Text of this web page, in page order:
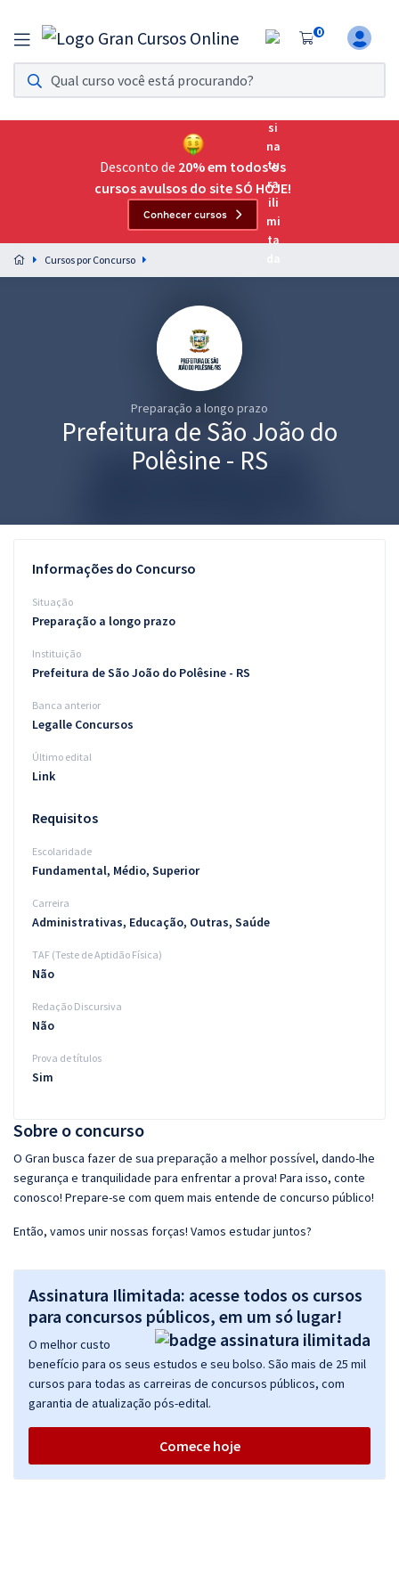
0
Assinatura Ilimitada 11
Acesso a todos os cursos. Teste grátis por 7 dias!
Assinatura OAB Até Passar
Acesso ilimitado a toda preparação para o Exame da
Preparação completa e intensiva para as principais
residências em saúde do Brasil
Conteúdo gratuito
Blog
Desconto de 20% em todos os
cursos avulsos do site SÓ HOJE!
Conhecer cursos
Cursos por Concurso
Preparação a longo prazo
Prefeitura de São João do
Polêsine - RS
Sobre o concurso
O Gran busca fazer de sua preparação a melhor possível, dando-lhe
segurança e tranquilidade para enfrentar a prova! Para isso, conte
conosco! Prepare-se com quem mais entende de concurso público!
Então, vamos unir nossas forças! Vamos estudar juntos?
Assinatura Ilimitada: acesse todos os cursos
para concursos públicos, em um só lugar!
O melhor custo
benefício para os seus estudos e seu bolso. São mais de 25 mil
cursos para todas as carreiras de concursos públicos, com
garantia de atualização pós-edital.
Comece hoje
Informações do Concurso
Situação
Preparação a longo prazo
Instituição
Prefeitura de São João do Polêsine - RS
Banca anterior
Legalle Concursos
Último edital
Link
Requisitos
Escolaridade
Fundamental, Médio, Superior
Carreira
Administrativas, Educação, Outras, Saúde
TAF (Teste de Aptidão Física)
Não
Redação Discursiva
Não
Prova de títulos
Sim